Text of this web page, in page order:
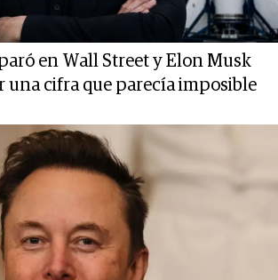
en Wall Street y Elon Musk
una cifra que parecía imposible